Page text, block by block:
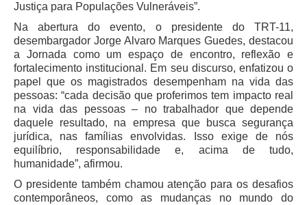
Comitê de Segurança Permanente
Comitê de Combate ao Trabalho Infantil e de Estímulo à
Aprendizagem
Comitê de Incentivo à Participação Institucional Feminina
no âmbito do TRT-11
Comitê de Prevenção e Enfrentamento do Assédio
Moral, do Assédio Sexual e da Discriminação
Comissão Permanente de Gestão Socioambiental
Comitê Gestor do Plano de Contratações e Aquisições
no Âmbito do TRT11
Grupo Operacional do Centro de Inteligência
Justiça para Populações Vulneráveis”.
Na abertura do evento, o presidente do TRT-11,
desembargador Jorge Alvaro Marques Guedes, destacou
a Jornada como um espaço de encontro, reflexão e
fortalecimento institucional. Em seu discurso, enfatizou o
papel que os magistrados desempenham na vida das
pessoas: “cada decisão que proferimos tem impacto real
na vida das pessoas – no trabalhador que depende
daquele resultado, na empresa que busca segurança
jurídica, nas famílias envolvidas. Isso exige de nós
equilíbrio, responsabilidade e, acima de tudo,
humanidade”, afirmou.
O presidente também chamou atenção para os desafios
contemporâneos, como as mudanças no mundo do